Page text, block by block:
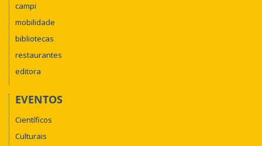
campi
mobilidade
bibliotecas
restaurantes
editora
EVENTOS
Científicos
Culturais